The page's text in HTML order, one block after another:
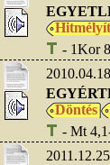
- 1Kor
Döntés
- Mt